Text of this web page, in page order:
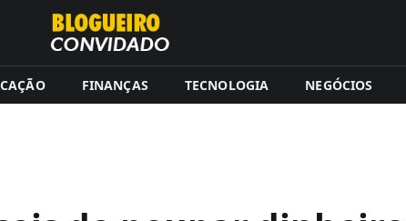
FINANÇAS TECNOLOGIA NEGÓCIOS